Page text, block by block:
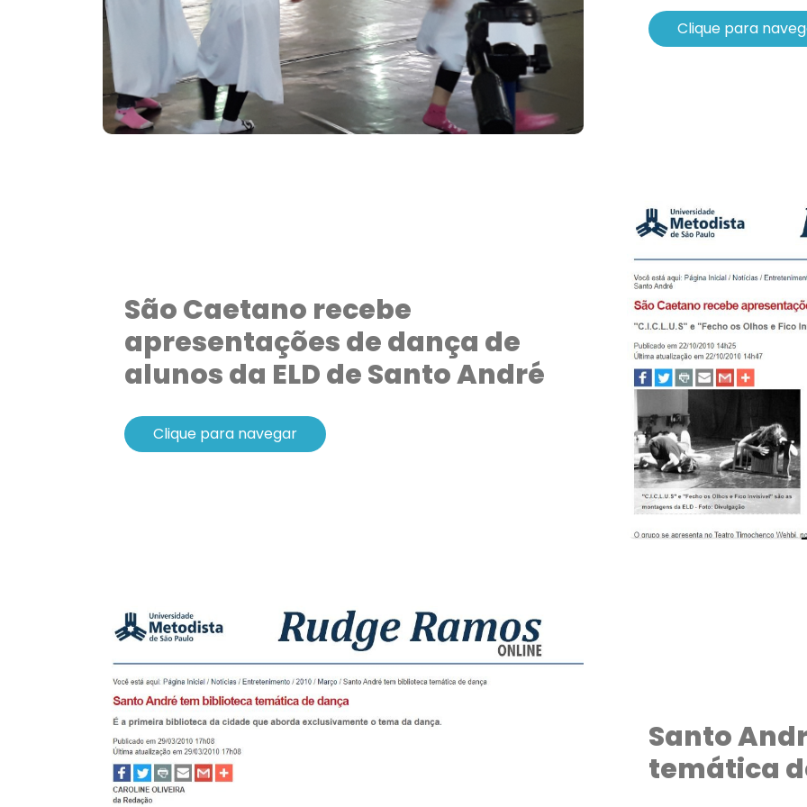
Clique para
São Caetano recebe
apresentações de dança de
alunos da ELD de Santo André
Clique para navegar
Santo
temática